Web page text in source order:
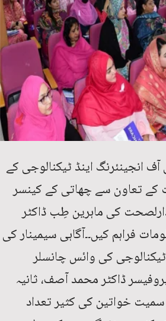
انجینئرنگ اینڈ ٹیکنالوجی کے
کے تعاون سے چھاتی کے کینسر
کی ماہرین طِب ڈاکٹر
فراہم کیں۔۔آگاہی سیمینار کی
کی وائس چانسلر
ڈاکٹر محمد آصف، ثانیہ
سمیت خواتین کی کثیر تعداد